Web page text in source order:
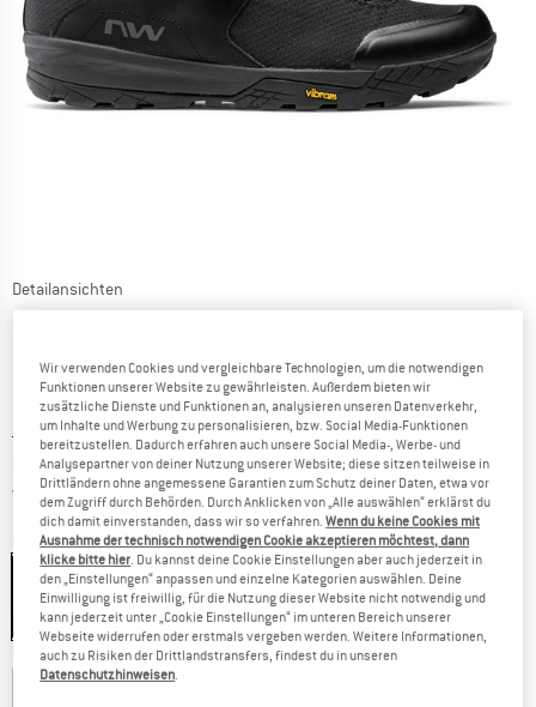
Detailansichten
Ursprünglicher Preis :
CHF146.95
Preis:
CHF124.91 inkl. MwSt., zollfreie Lieferung
Versandkostenfrei(CH)Schweiz. Informationen zu den
Farbe:Black
15%
Grösse wählen:
Wir verwenden Cookies und vergleichbare Technologien, um die notwendigen
Funktionen unserer Website zu gewährleisten. Außerdem bieten wir
zusätzliche Dienste und Funktionen an, analysieren unseren Datenverkehr,
um Inhalte und Werbung zu personalisieren, bzw. Social Media-Funktionen
bereitzustellen. Dadurch erfahren auch unsere Social Media-, Werbe- und
Analysepartner von deiner Nutzung unserer Website; diese sitzen teilweise in
Drittländern ohne angemessene Garantien zum Schutz deiner Daten, etwa vor
dem Zugriff durch Behörden. Durch Anklicken von „Alle auswählen“ erklärst du
dich damit einverstanden, dass wir so verfahren.Wenn du keine Cookies mit
Ausnahme der technisch notwendigen Cookie akzeptieren möchtest, dann
klicke bitte hier . Du kannst deine Cookie Einstellungen aber auch jederzeit in
den „Einstellungen“ anpassen und einzelne Kategorien auswählen. Deine
Einwilligung ist freiwillig, für die Nutzung dieser Website nicht notwendig und
kann jederzeit unter „Cookie Einstellungen“ im unteren Bereich unserer
Webseite widerrufen oder erstmals vergeben werden. Weitere Informationen,
auch zu Risiken der Drittlandstransfers, findest du in unseren
Datenschutzhinweisen